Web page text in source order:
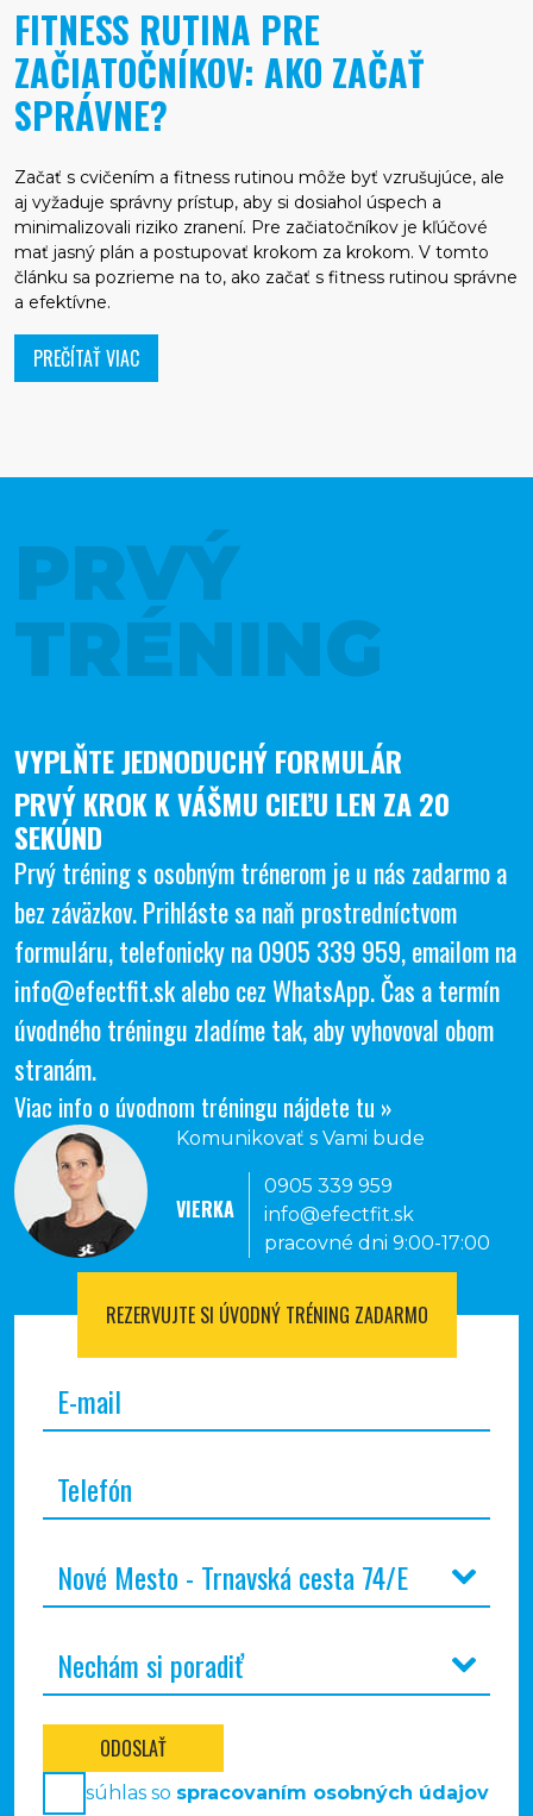
FITNESS RUTINA PRE
ZAČIATOČNÍKOV: AKO ZAČAŤ
SPRÁVNE?
Začať s cvičením a fitness rutinou môže byť vzrušujúce, ale
aj vyžaduje správny prístup, aby si dosiahol úspech a
minimalizovali riziko zranení. Pre začiatočníkov je kľúčové
mať jasný plán a postupovať krokom za krokom. V tomto
článku sa pozrieme na to, ako začať s fitness rutinou správne
a efektívne.
PREČÍTAŤ VIAC
PRVÝ
TRÉNING
VYPLŇTE JEDNODUCHÝ FORMULÁR
PRVÝ KROK K VÁŠMU CIEĽU LEN ZA 20
SEKÚND
Prvý tréning s osobným trénerom je u nás zadarmo a
bez záväzkov. Prihláste sa naň prostredníctvom
formuláru, telefonicky na0905 339 959, emailom na
info@efectfit.skalebo cezWhatsApp. Čas a termín
úvodného tréningu zladíme tak, aby vyhovoval obom
stranám.
Viac info o úvodnom tréningu nájdete tu »
Komunikovať s Vami bude
VIERKA
0905 339 959
info@efectfit.sk
pracovné dni 9:00-17:00
REZERVUJTE SI ÚVODNÝ TRÉNING ZADARMO
ODOSLAŤ
súhlas so spracovaním osobných údajov